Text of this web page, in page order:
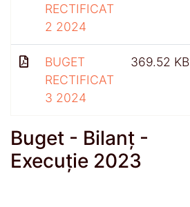
RECTIFICAT
2 2024
BUGET
RECTIFICAT
3 2024
369.52 KB
Buget - Bilanț -
Execuție 2023